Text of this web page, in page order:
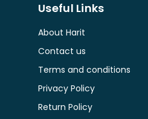
Useful Links
About Harit
Contact us
Terms and conditions
Privacy Policy
Return Policy